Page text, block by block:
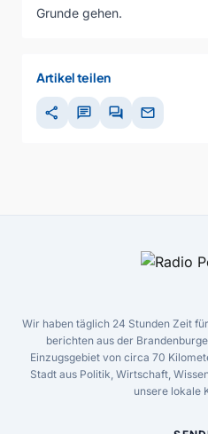
Grunde gehen.
Artikel teilen
share chat forum mail
Wir haben täglich 24 Stunden Zeit
berichten aus der
Einzugsgebiet von circa 70
Stadt aus Politik, Wirtschaft,
unsere lokale